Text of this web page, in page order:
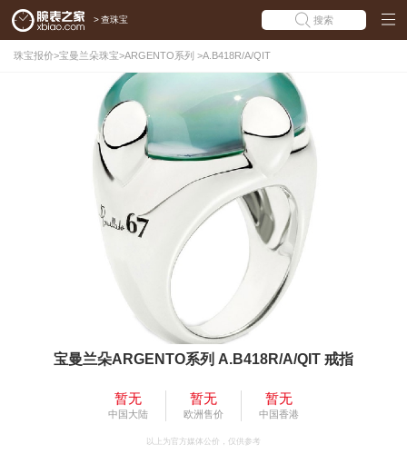
> 查珠宝 搜索
珠宝报价>宝曼兰朵珠宝>ARGENTO系列 >A.B418R/A/QIT
宝曼兰朵ARGENTO系列 A.B418R/A/QIT 戒指
暂无
中国大陆
暂无
欧洲售价
暂无
中国香港
以上为官方媒体公价，仅供参考